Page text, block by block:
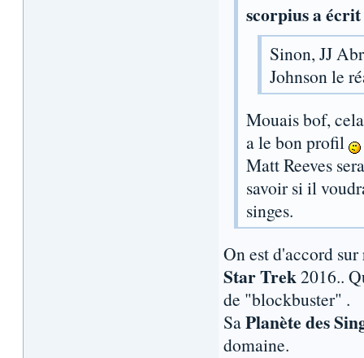
scorpius a
Sinon, JJ
Johnson le
Mouais bof,
a le bon profil
Matt Reeves
savoir si il
singes.
On est d'accord
Star Trek2016..
de "blockbuster" .
SaPlanète des
domaine.